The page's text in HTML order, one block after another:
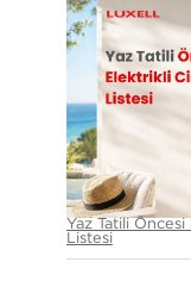
Yaz Tatili
Listesi